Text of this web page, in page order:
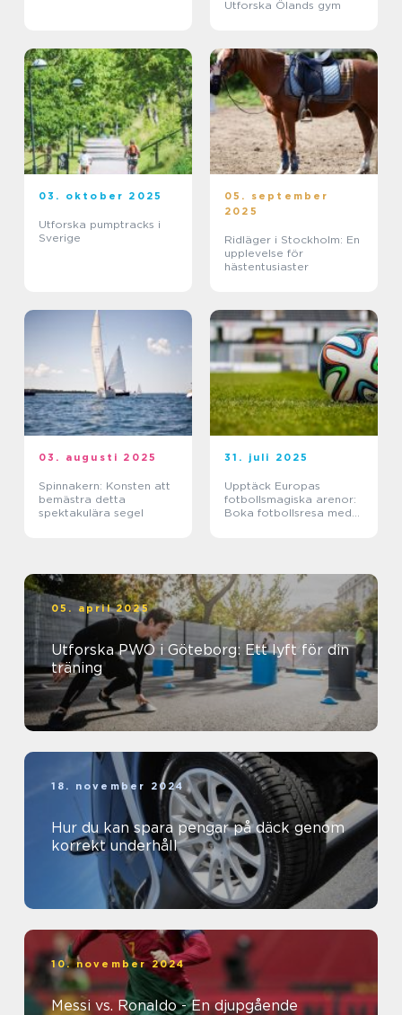
Utforska Ölands gym
03. oktober 2025
Utforska pumptracks i
Sverige
05. september
2025
Ridläger i Stockholm: En
upplevelse för
hästentusiaster
03. augusti 2025
Spinnakern: Konsten att
bemästra detta
spektakulära segel
31. juli 2025
Upptäck Europas
fotbollsmagiska arenor:
Boka fotbollsresa med
05. april 2025
Utforska PWO i Göteborg: Ett lyft för din
träning
18. november 2024
Hur du kan spara pengar på däck genom
korrekt underhåll
10. november 2024
Messi vs. Ronaldo - En djupgående